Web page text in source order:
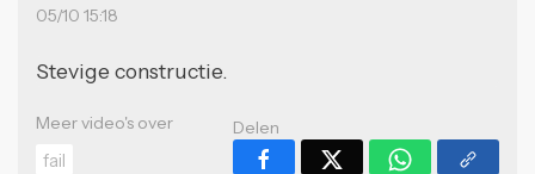
05/10 15:18
Stevige constructie.
Meer video's over
fail
Delen